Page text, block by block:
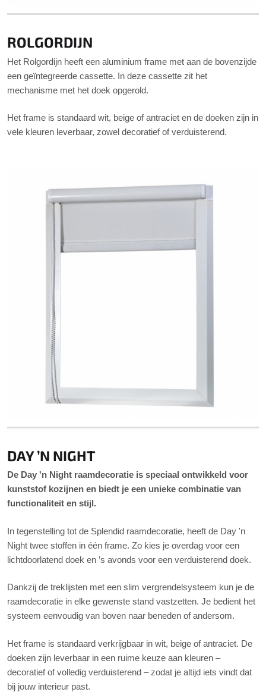
ROLGORDIJN
Het Rolgordijn heeft een aluminium frame met aan de bovenzijde
een geïntegreerde cassette. In deze cassette zit het
mechanisme met het doek opgerold.
Het frame is standaard wit, beige of antraciet en de doeken zijn in
vele kleuren leverbaar, zowel decoratief of verduisterend.
DAY ’N NIGHT
De Day 'n Night raamdecoratie is speciaal ontwikkeld voor
kunststof kozijnen en biedt je een unieke combinatie van
functionaliteit en stijl.
In tegenstelling tot de Splendid raamdecoratie, heeft de Day 'n
Night twee stoffen in één frame. Zo kies je overdag voor een
lichtdoorlatend doek en ’s avonds voor een verduisterend doek.
Dankzij de treklijsten met een slim vergrendelsysteem kun je de
raamdecoratie in elke gewenste stand vastzetten. Je bedient het
systeem eenvoudig van boven naar beneden of andersom.
Het frame is standaard verkrijgbaar in wit, beige of antraciet. De
doeken zijn leverbaar in een ruime keuze aan kleuren –
decoratief of volledig verduisterend – zodat je altijd iets vindt dat
bij jouw interieur past.